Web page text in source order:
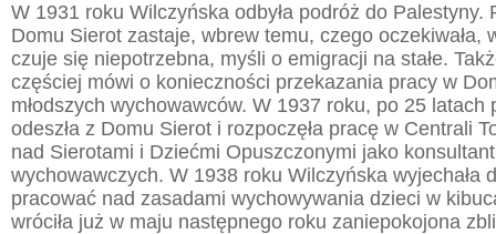
W 1931 roku Wilczyńska odbyła podróż do Palestyny.
Domu Sierot zastaje, wbrew temu, czego oczekiwała,
czuje się niepotrzebna, myśli o emigracji na stałe.
częściej mówi o konieczności przekazania pracy w
młodszych wychowawców. W 1937 roku, po 25 latach
odeszła z Domu Sierot i rozpoczęła pracę w Centrali
nad Sierotami i Dziećmi Opuszczonymi jako
wychowawczych. W 1938 roku Wilczyńska wyjechała
pracować nad zasadami wychowywania dzieci w
wróciła już w maju następnego roku zaniepokojona